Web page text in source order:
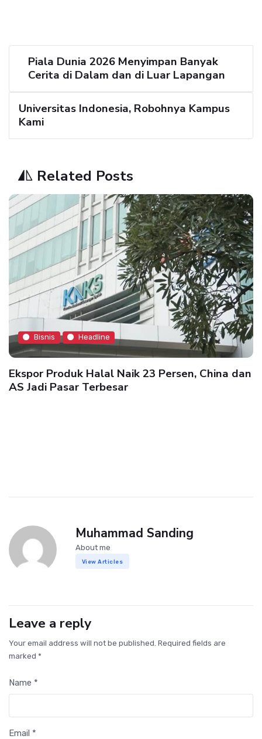
Piala Dunia 2026 Menyimpan Banyak
Cerita di Dalam dan di Luar Lapangan
Universitas Indonesia, Robohnya Kampus
Kami
Related Posts
Bisnis Headline
Ekspor Produk Halal Naik 23 Persen, China dan
AS Jadi Pasar Terbesar
Muhammad Sanding
About me
View Articles
Leave a reply
Your email address will not be published. Required fields are
marked *
Name *
Email *